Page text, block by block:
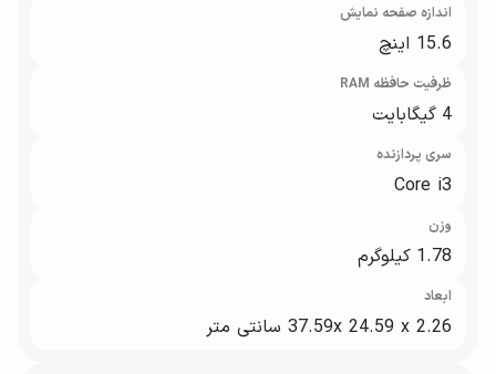
اندازه صفحه نمایش
15.6 اینچ
ظرفیت حافظه RAM
4 گیگابایت
سری پردازنده
Core i3
وزن
1.78 کیلوگرم
ابعاد
37.59x 24.59 x 2.26 سانتی متر